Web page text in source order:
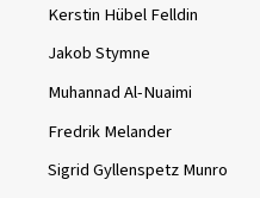
Kerstin Hübel Felldin
Jakob Stymne
Muhannad Al-Nuaimi
Fredrik Melander
Sigrid Gyllenspetz Munro